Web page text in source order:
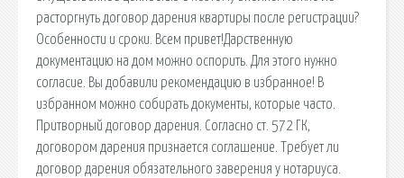
расторгнуть договор дарения квартиры после регистрации?
Особенности и сроки. Всем привет!Дарственную
документацию на дом можно оспорить. Для этого нужно
согласие. Вы добавили рекомендацию в избранное! В
избранном можно собирать документы, которые часто.
Притворный договор дарения. Согласно ст. 572 ГК,
договором дарения признается соглашение. Требует ли
договор дарения обязательного заверения у нотариуса.